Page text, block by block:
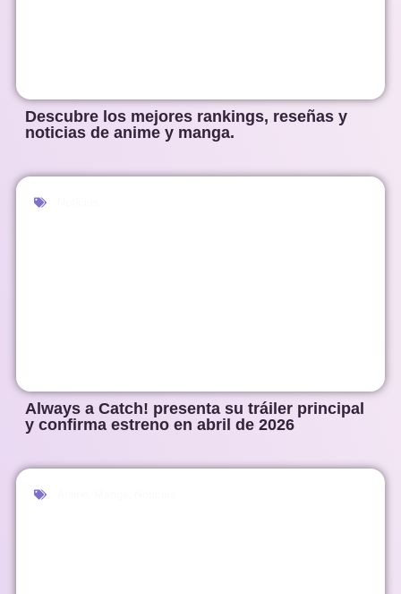
Descubre los mejores rankings, reseñas y
noticias de anime y manga.
Always a Catch! presenta su tráiler principal
y confirma estreno en abril de 2026